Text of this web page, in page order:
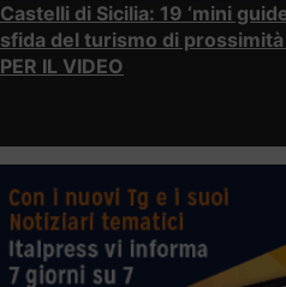
Castelli di Sicilia: 19 ‘mini
sfida del turismo di prossimità
PER IL VIDEO